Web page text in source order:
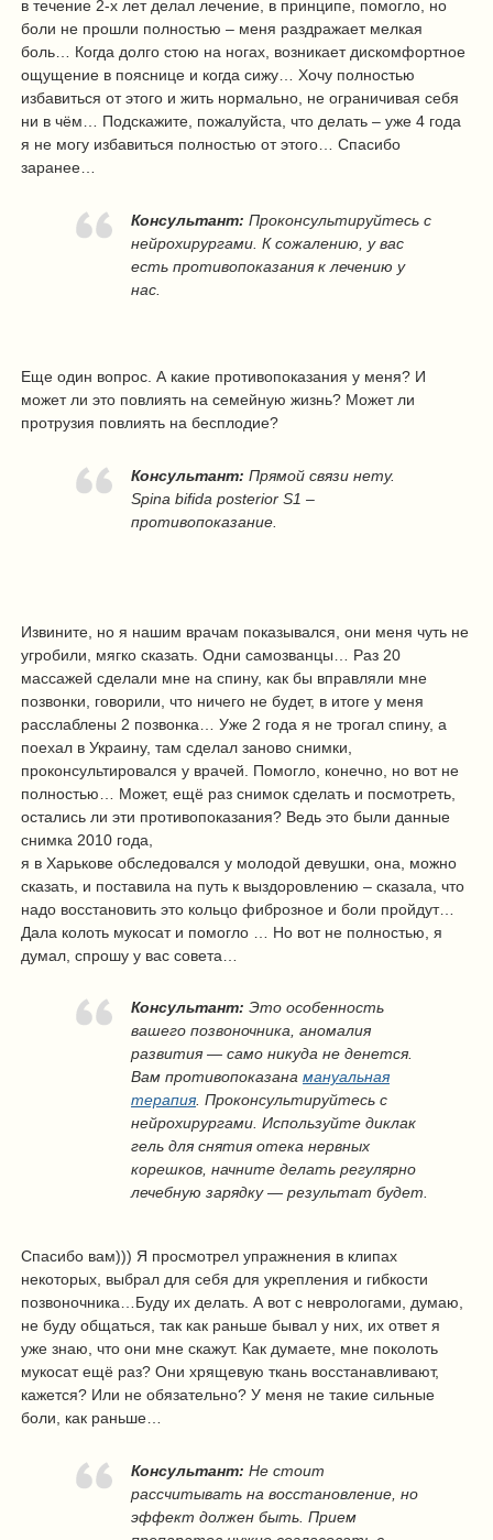
в течение 2-х лет делал лечение, в принципе, помогло, но
боли не прошли полностью – меня раздражает мелкая
боль… Когда долго стою на ногах, возникает дискомфортное
ощущение в пояснице и когда сижу… Хочу полностью
избавиться от этого и жить нормально, не ограничивая себя
ни в чём… Подскажите, пожалуйста, что делать – уже 4 года
я не могу избавиться полностью от этого… Спасибо
заранее…
Консультант: Проконсультируйтесь с
нейрохирургами. К сожалению, у вас
есть противопоказания к лечению у
нас.
Еще один вопрос. А какие противопоказания у меня? И
может ли это повлиять на семейную жизнь? Может ли
протрузия повлиять на бесплодие?
Консультант: Прямой связи нету.
Spina bifida posterior S1 –
противопоказание.
Извините, но я нашим врачам показывался, они меня чуть не
угробили, мягко сказать. Одни самозванцы… Раз 20
массажей сделали мне на спину, как бы вправляли мне
позвонки, говорили, что ничего не будет, в итоге у меня
расслаблены 2 позвонка… Уже 2 года я не трогал спину, а
поехал в Украину, там сделал заново снимки,
проконсультировался у врачей. Помогло, конечно, но вот не
полностью… Может, ещё раз снимок сделать и посмотреть,
остались ли эти противопоказания? Ведь это были данные
снимка 2010 года,
я в Харькове обследовался у молодой девушки, она, можно
сказать, и поставила на путь к выздоровлению – сказала, что
надо восстановить это кольцо фиброзное и боли пройдут…
Дала колоть мукосат и помогло … Но вот не полностью, я
думал, спрошу у вас совета…
Консультант: Это особенность
вашего позвоночника, аномалия
развития — само никуда не денется.
Вам противопоказана мануальная
терапия. Проконсультируйтесь с
нейрохирургами. Используйте диклак
гель для снятия отека нервных
корешков, начните делать регулярно
лечебную зарядку — результат будет.
Спасибо вам))) Я просмотрел упражнения в клипах
некоторых, выбрал для себя для укрепления и гибкости
позвоночника…Буду их делать. А вот с неврологами, думаю,
не буду общаться, так как раньше бывал у них, их ответ я
уже знаю, что они мне скажут. Как думаете, мне поколоть
мукосат ещё раз? Они хрящевую ткань восстанавливают,
кажется? Или не обязательно? У меня не такие сильные
боли, как раньше…
Консультант: Не стоит
рассчитывать на восстановление, но
эффект должен быть. Прием